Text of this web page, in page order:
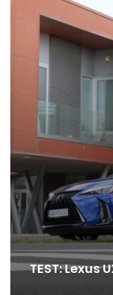
TEST: Lexus